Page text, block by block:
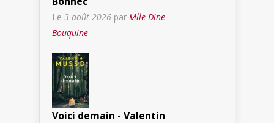
Le 3 août 2026 par Mlle Dine
Bouquine
Voici demain - Valentin